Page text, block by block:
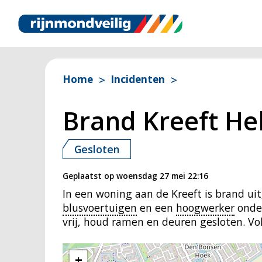
Home Incidenten
Brand Kreeft
Gesloten
Geplaatst op woensdag 27 mei 22:16
In een woning aan de Kreeft is brand
blusvoertuigen en een hoogwerker
vrij, houd ramen en deuren gesloten.